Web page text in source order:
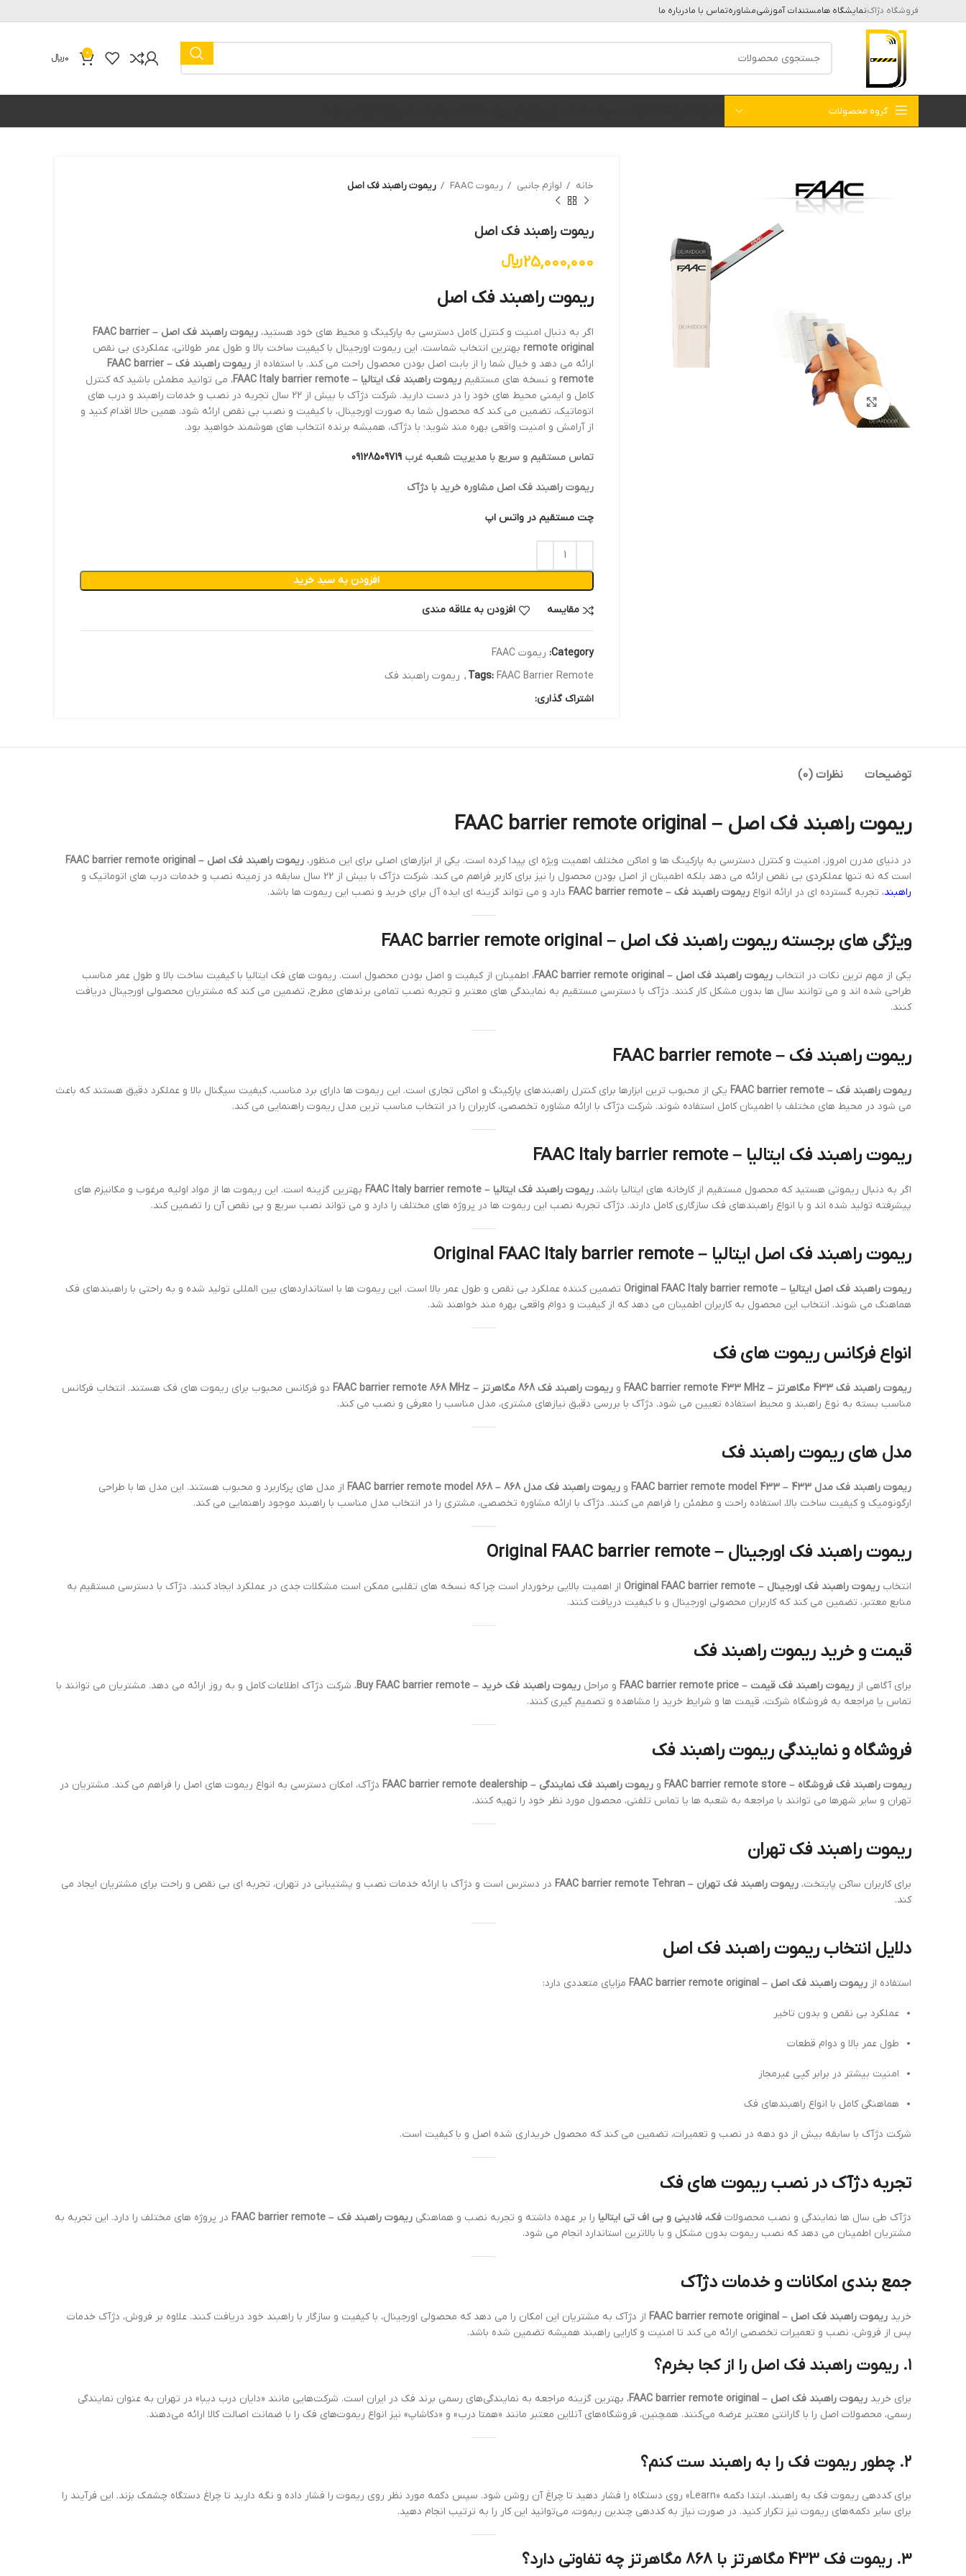
فروشگاه دژاکنمایشگاه هامستندات آموزشیمشاورهتماس با مادرباره ما
0
0﷼
گروه محصولات
بزرگنمایی تصویر
خانه لوازم جانبی ریموت FAAC ریموت راهبند فک اصل
ریموت راهبند فک اصل
25,000,000﷼
ریموت راهبند فک اصل
اگر به دنبال امنیت و کنترل کامل دسترسی به پارکینگ و محیط های خود هستید،
ریموت راهبند فک اصل – FAAC barrier
remote original بهترین انتخاب شماست. این ریموت اورجینال با کیفیت ساخت بالا و طول عمر طولانی، عملکردی بی نقص
ارائه می دهد و خیال شما را از بابت اصل بودن محصول راحت می کند. با استفاده از
ریموت راهبند فک – FAAC barrier
remote و نسخه های مستقیمریموت راهبند فک ایتالیا – FAAC Italy barrier remote
، می توانید مطمئن باشید که کنترل
کامل و ایمنی محیط های خود را در دست دارید. شرکت دژآک با بیش از 22 سال تجربه در نصب و خدمات راهبند و درب های
اتوماتیک، تضمین می کند که محصول شما به صورت اورجینال، با کیفیت و نصب بی نقص ارائه شود. همین حالا اقدام کنید و
از آرامش و امنیت واقعی بهره مند شوید؛ با دژآک، همیشه برنده انتخاب های هوشمند خواهید بود.
تماس مستقیم و سریع با مدیریت شعبه غرب09128509719
ریموت راهبند فک اصل مشاوره خرید با دژآک
چت مستقیم در واتس اپ
افزودن به سبد خرید
مقایسه افزودن به علاقه مندی
Category: ریموت FAAC
Tags: FAAC Barrier Remote
, ریموت راهبند فک
اشتراک گذاری:
توضیحات نظرات (0)
ریموت راهبند فک اصل – FAAC barrier remote original
در دنیای مدرن امروز، امنیت و کنترل دسترسی به پارکینگ ها و اماکن مختلف اهمیت ویژه ای پیدا کرده است. یکی از ابزارهای اصلی برای این منظور، ریموت راهبند فک اصل – FAAC barrier remote original
است که نه تنها عملکردی بی نقص ارائه می دهد بلکه اطمینان از اصل بودن محصول را نیز برای کاربر فراهم می کند. شرکت دژآک با بیش از 22 سال سابقه در زمینه نصب و خدمات درب های اتوماتیک و
راهبند، تجربه گسترده ای در ارائه انواع ریموت راهبند فک – FAAC barrier remote دارد و می تواند گزینه ای ایده آل برای خرید و نصب این ریموت ها باشد.
ویژگی های برجسته ریموت راهبند فک اصل – FAAC barrier remote original
یکی از مهم ترین نکات در انتخاب ریموت راهبند فک اصل – FAAC barrier remote original
، اطمینان از کیفیت و اصل بودن محصول است. ریموت های فک ایتالیا با کیفیت ساخت بالا و طول عمر مناسب
طراحی شده اند و می توانند سال ها بدون مشکل کار کنند. دژآک با دسترسی مستقیم به نمایندگی های معتبر و تجربه نصب تمامی برندهای مطرح، تضمین می کند که مشتریان محصولی اورجینال دریافت
کنند.
ریموت راهبند فک – FAAC barrier remote
ریموت راهبند فک – FAAC barrier remote
یکی از محبوب ترین ابزارها برای کنترل راهبندهای پارکینگ و اماکن تجاری است. این ریموت ها دارای برد مناسب، کیفیت سیگنال بالا و عملکرد دقیق هستند که باعث
می شود در محیط های مختلف با اطمینان کامل استفاده شوند. شرکت دژآک با ارائه مشاوره تخصصی، کاربران را در انتخاب مناسب ترین مدل ریموت راهنمایی می کند.
ریموت راهبند فک ایتالیا – FAAC Italy barrier remote
اگر به دنبال ریموتی هستید که محصول مستقیم از کارخانه های ایتالیا باشد، ریموت راهبند فک ایتالیا – FAAC Italy barrier remote
بهترین گزینه است. این ریموت ها از مواد اولیه مرغوب و مکانیزم های
پیشرفته تولید شده اند و با انواع راهبندهای فک سازگاری کامل دارند. دژآک تجربه نصب این ریموت ها در پروژه های مختلف را دارد و می تواند نصب سریع و بی نقص آن را تضمین کند.
ریموت راهبند فک اصل ایتالیا – Original FAAC Italy barrier remote
ریموت راهبند فک اصل ایتالیا – Original FAAC Italy barrier remote
تضمین کننده عملکرد بی نقص و طول عمر بالا است. این ریموت ها با استانداردهای بین المللی تولید شده و به راحتی با راهبندهای فک
هماهنگ می شوند. انتخاب این محصول به کاربران اطمینان می دهد که از کیفیت و دوام واقعی بهره مند خواهند شد.
انواع فرکانس ریموت های فک
ریموت راهبند فک 433 مگاهرتز – FAAC barrier remote 433 MHz و ریموت راهبند فک 868 مگاهرتز – FAAC barrier remote 868 MHz
دو فرکانس محبوب برای ریموت های فک هستند. انتخاب فرکانس
مناسب بسته به نوع راهبند و محیط استفاده تعیین می شود. دژآک با بررسی دقیق نیازهای مشتری، مدل مناسب را معرفی و نصب می کند.
مدل های ریموت راهبند فک
ریموت راهبند فک مدل 433 – FAAC barrier remote model 433 و ریموت راهبند فک مدل 868 – FAAC barrier remote model 868
از مدل های پرکاربرد و محبوب هستند. این مدل ها با طراحی
ارگونومیک و کیفیت ساخت بالا، استفاده راحت و مطمئن را فراهم می کنند. دژآک با ارائه مشاوره تخصصی، مشتری را در انتخاب مدل مناسب با راهبند موجود راهنمایی می کند.
ریموت راهبند فک اورجینال – Original FAAC barrier remote
انتخاب ریموت راهبند فک اورجینال – Original FAAC barrier remote
از اهمیت بالایی برخوردار است چرا که نسخه های تقلبی ممکن است مشکلات جدی در عملکرد ایجاد کنند. دژآک با دسترسی مستقیم به
منابع معتبر، تضمین می کند که کاربران محصولی اورجینال و با کیفیت دریافت کنند.
قیمت و خرید ریموت راهبند فک
برای آگاهی از ریموت راهبند فک قیمت – FAAC barrier remote price و مراحل ریموت راهبند فک خرید – Buy FAAC barrier remote
، شرکت دژآک اطلاعات کامل و به روز ارائه می دهد. مشتریان می توانند با
تماس یا مراجعه به فروشگاه شرکت، قیمت ها و شرایط خرید را مشاهده و تصمیم گیری کنند.
فروشگاه و نمایندگی ریموت راهبند فک
ریموت راهبند فک فروشگاه – FAAC barrier remote store و ریموت راهبند فک نمایندگی – FAAC barrier remote dealership
دژآک، امکان دسترسی به انواع ریموت های اصل را فراهم می کند. مشتریان در
تهران و سایر شهرها می توانند با مراجعه به شعبه ها یا تماس تلفنی، محصول مورد نظر خود را تهیه کنند.
ریموت راهبند فک تهران
برای کاربران ساکن پایتخت، ریموت راهبند فک تهران – FAAC barrier remote Tehran
در دسترس است و دژآک با ارائه خدمات نصب و پشتیبانی در تهران، تجربه ای بی نقص و راحت برای مشتریان ایجاد می
کند.
دلایل انتخاب ریموت راهبند فک اصل
استفاده از ریموت راهبند فک اصل – FAAC barrier remote original مزایای متعددی دارد:
عملکرد بی نقص و بدون تاخیر
طول عمر بالا و دوام قطعات
امنیت بیشتر در برابر کپی غیرمجاز
هماهنگی کامل با انواع راهبندهای فک
شرکت دژآک با سابقه بیش از دو دهه در نصب و تعمیرات، تضمین می کند که محصول خریداری شده اصل و با کیفیت است.
تجربه دژآک در نصب ریموت های فک
دژآک طی سال ها نمایندگی و نصب محصولات فک، فادینی و بی اف تی ایتالیا را بر عهده داشته و تجربه نصب و هماهنگی ریموت راهبند فک – FAAC barrier remote
در پروژه های مختلف را دارد. این تجربه به
مشتریان اطمینان می دهد که نصب ریموت بدون مشکل و با بالاترین استاندارد انجام می شود.
جمع بندی امکانات و خدمات دژآک
خرید ریموت راهبند فک اصل – FAAC barrier remote original
از دژآک به مشتریان این امکان را می دهد که محصولی اورجینال، با کیفیت و سازگار با راهبند خود دریافت کنند. علاوه بر فروش، دژآک خدمات
پس از فروش، نصب و تعمیرات تخصصی ارائه می کند تا امنیت و کارایی راهبند همیشه تضمین شده باشد.
۱. ریموت راهبند فک اصل را از کجا بخرم؟
برای خرید ریموت راهبند فک اصل – FAAC barrier remote original ، بهترین گزینه مراجعه به نمایندگی‌های رسمی برند فک در ایران است. شرکت‌هایی مانند «دایان درب دیبا» در تهران به عنوان نمایندگی
رسمی، محصولات اصل را با گارانتی معتبر عرضه می‌کنند. همچنین، فروشگاه‌های آنلاین معتبر مانند «همتا درب» و «دکاشاپ» نیز انواع ریموت‌های فک را با ضمانت اصالت کالا ارائه می‌دهند.
۲. چطور ریموت فک را به راهبند ست کنم؟
برای کددهی ریموت فک به راهبند، ابتدا دکمه «Learn» روی دستگاه را فشار دهید تا چراغ آن روشن شود. سپس دکمه مورد نظر روی ریموت را فشار داده و نگه دارید تا چراغ دستگاه چشمک بزند.
این فرآیند را
برای سایر دکمه‌های ریموت نیز تکرار کنید. در صورت نیاز به کددهی چندین ریموت، می‌توانید این کار را به ترتیب انجام دهید.
۳. ریموت فک 433 مگاهرتز با 868 مگاهرتز چه تفاوتی دارد؟